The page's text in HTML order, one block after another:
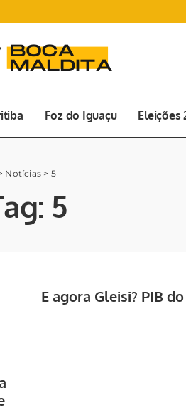
Foz do Iguaçu Eleições
Notícias > 5
5
E agora Gleisi? PIB